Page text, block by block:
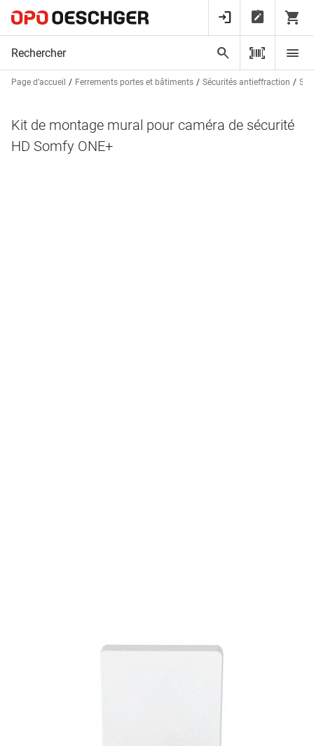
Page d’accueil Ferrements portes et bâtiments Sécurités antieffraction
Kit de montage mural pour caméra de sécurité
HD Somfy ONE+